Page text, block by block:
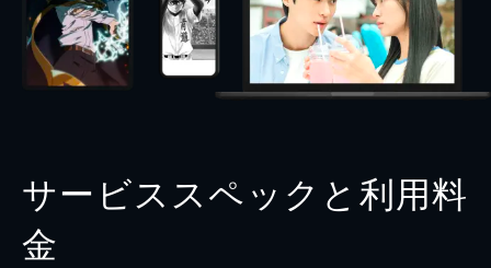
サービススペックと利用料
金